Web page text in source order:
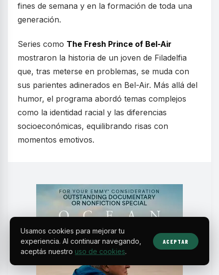
fines de semana y en la formación de toda una
generación.
Series como The Fresh Prince of Bel-Air
mostraron la historia de un joven de Filadelfia
que, tras meterse en problemas, se muda con
sus parientes adinerados en Bel-Air. Más allá del
humor, el programa abordó temas complejos
como la identidad racial y las diferencias
socioeconómicas, equilibrando risas con
momentos emotivos.
Usamos cookies para mejorar tu
experiencia. Al continuar navegando,
aceptás nuestro uso de cookies.
ACEPTAR